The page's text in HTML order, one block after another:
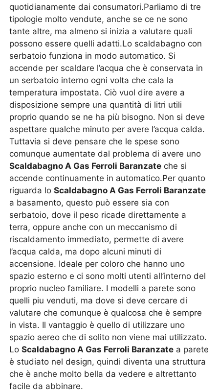
quotidianamente dai consumatori.Parliamo di tre
tipologie molto vendute, anche se ce ne sono
tante altre, ma almeno si inizia a valutare quali
possono essere quelli adatti.Lo scaldabagno con
serbatoio funziona in modo automatico. Si
accende per scaldare l’acqua che è conservata in
un serbatoio interno ogni volta che cala la
temperatura impostata. Ciò vuol dire avere a
disposizione sempre una quantità di litri utili
proprio quando se ne ha più bisogno. Non si deve
aspettare qualche minuto per avere l’acqua calda.
Tuttavia si deve pensare che le spese sono
comunque aumentate dal problema di avere uno
Scaldabagno A Gas Ferroli Baranzate che si
accende continuamente in automatico.Per quanto
riguarda loScaldabagno A Gas Ferroli Baranzate
a basamento, questo può essere sia con
serbatoio, dove il peso ricade direttamente a
terra, oppure anche con un meccanismo di
riscaldamento immediato, permette di avere
l’acqua calda, ma dopo alcuni minuti di
accensione. Ideale per coloro che hanno uno
spazio esterno e ci sono molti utenti all’interno del
proprio nucleo familiare. I modelli a parete sono
quelli piu venduti, ma dove si deve cercare di
valutare che comunque è qualcosa che è sempre
in vista. Il vantaggio è quello di utilizzare uno
spazio aereo che di solito non viene mai utilizzato.
LoScaldabagno A Gas Ferroli Baranzate a parete
è studiato nel design, quindi diventa una struttura
che è anche molto bella da vedere e altrettanto
facile da abbinare.